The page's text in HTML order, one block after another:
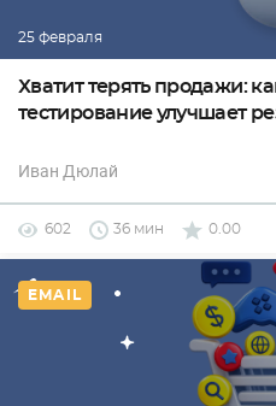
25 февраля
Хватит терять продажи:
тестирование улучшает
Иван Дюлай
602 36 мин 0.00
EMAIL